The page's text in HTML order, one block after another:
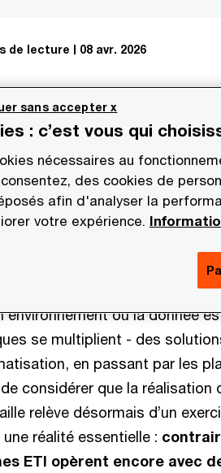
de lecture 08 avr. 2026
et 6 800 ETI, le small et
une opération M&A
gérer des process
aux transactions.
le deal.
environnement où la donnée
se multiplient - des
en passant par les
considérer que la réalisation
relève désormais d’un
réalité essentielle :
ETI opèrent encore avec
: c’est vous qui
nécessaires au
des cookies de
afin d'analyser la
votre expérience.
sans accepter x